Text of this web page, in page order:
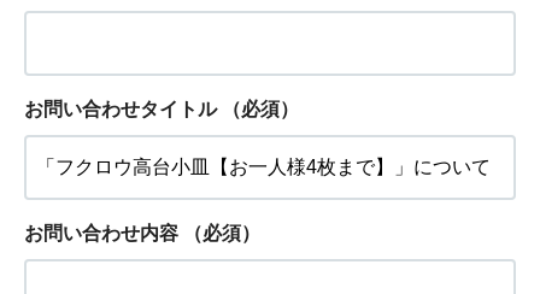
お問い合わせタイトル （必須）
お問い合わせ内容 （必須）